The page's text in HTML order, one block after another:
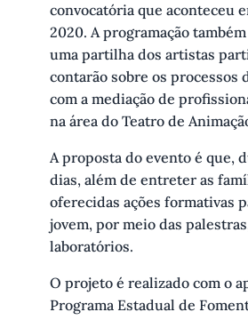
convocatória que aconteceu
2020. A programação
uma partilha dos artistas
contarão sobre os processos
com a mediação de
na área do Teatro de
A proposta do evento é que,
dias, além de entreter as
oferecidas ações formativas
jovem, por meio das
laboratórios.
O projeto é realizado com o
Programa Estadual de